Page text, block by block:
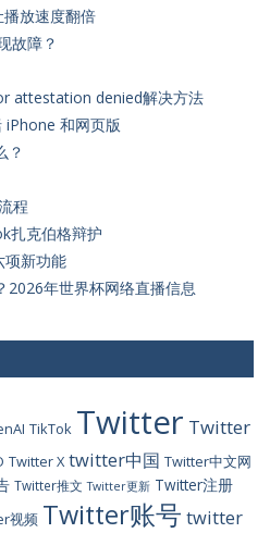
放速度翻倍
故障？
attestation denied解决方法
和网页版
？
程
扎克伯格辩护
项新功能
2026年世界杯网络直播信息
TikTok Twitter Twitter
Twitter X twitter中国 Twitter中文网
Twitter推文 Twitter更新 Twitter注册
视频 Twitter账号 twitter